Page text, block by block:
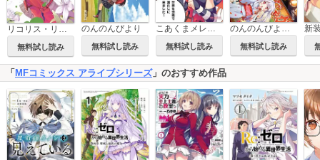
無料試し読み
のんのんびより
無料試し読み
こあくまメレンゲ
無料試し読み
のんのんびより 4コマアンソロジーコミック
無料試し読み
「MFコミックス アライブシリーズ」のおすすめ作品